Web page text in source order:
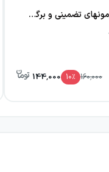
نمونه آزمونهای تضمینی و برگزارشده استخدامی مترجمی زبان انگلیسی…
160,000
10٪ 144,000